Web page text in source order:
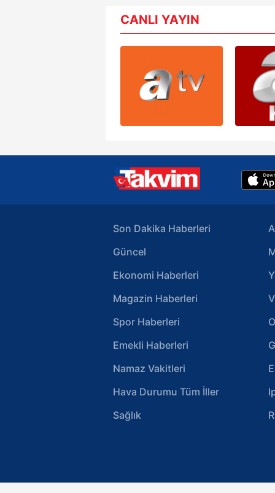
CANLI YAYIN
Son Dakika Haberleri
Güncel
Ekonomi Haberleri
Magazin Haberleri
Spor Haberleri
Emekli Haberleri
Namaz Vakitleri
Hava Durumu Tüm İller
Sağlık